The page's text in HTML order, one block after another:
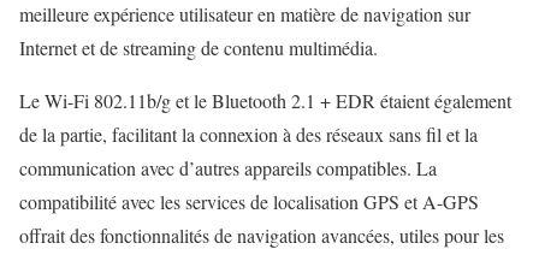
meilleure expérience utilisateur en matière de navigation sur
Internet et de streaming de contenu multimédia.
Le Wi-Fi 802.11b/g et le Bluetooth 2.1 + EDR étaient également
de la partie, facilitant la connexion à des réseaux sans fil et la
communication avec d’autres appareils compatibles. La
compatibilité avec les services de localisation GPS et A-GPS
offrait des fonctionnalités de navigation avancées, utiles pour les